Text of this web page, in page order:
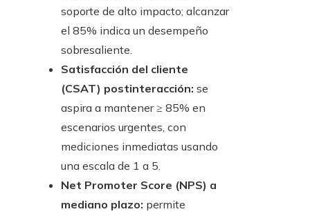
soporte de alto impacto; alcanzar
el 85% indica un desempeño
sobresaliente.
Satisfacción del cliente
(CSAT) postinteracción: se
aspira a mantener ≥ 85% en
escenarios urgentes, con
mediciones inmediatas usando
una escala de 1 a 5.
Net Promoter Score (NPS) a
mediano plazo: permite